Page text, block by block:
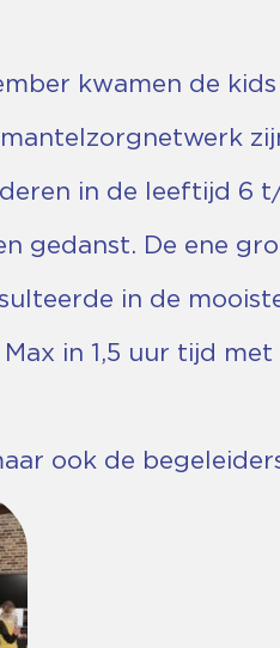
kwamen de
in de leeftijd 6 t/
gedanst. De ene
in de
in 1,5 uur tijd
ook de